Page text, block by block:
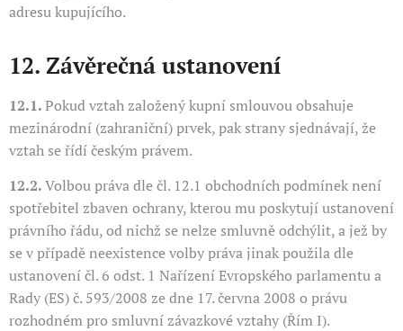
adresu kupujícího.
12. Závěrečná ustanovení
12.1.Pokud vztah založený kupní smlouvou obsahuje
mezinárodní (zahraniční) prvek, pak strany sjednávají, že
vztah se řídí českým právem.
12.2.Volbou práva dle čl. 12.1 obchodních podmínek není
spotřebitel zbaven ochrany, kterou mu poskytují ustanovení
právního řádu, od nichž se nelze smluvně odchýlit, a jež by
se v případě neexistence volby práva jinak použila dle
ustanovení čl. 6 odst. 1 Nařízení Evropského parlamentu a
Rady (ES) č. 593/2008 ze dne 17. června 2008 o právu
rozhodném pro smluvní závazkové vztahy (Řím I).